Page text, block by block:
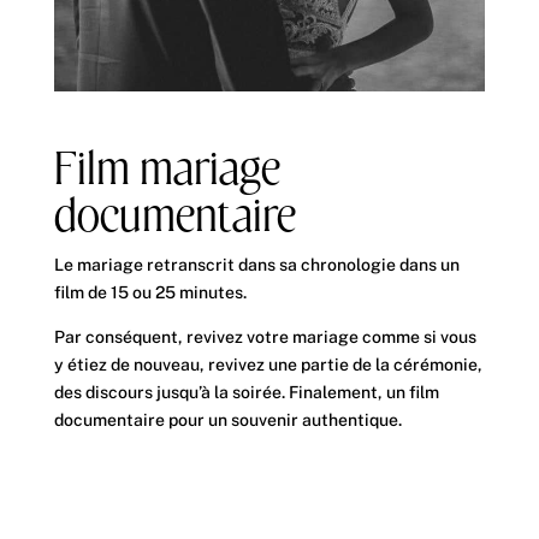
Film mariage
documentaire
Le mariage retranscrit dans sa chronologie dans un
film de 15 ou 25 minutes.
Par conséquent, revivez votre mariage comme si vous
y étiez de nouveau, revivez une partie de la cérémonie,
des discours jusqu’à la soirée. Finalement, un film
documentaire pour un souvenir authentique.